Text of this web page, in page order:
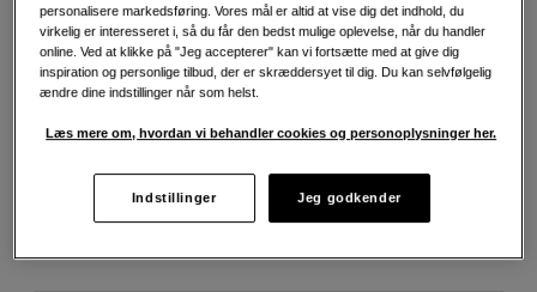
Mere information
6.790 DKK
Læg i indkøbskurv
personalisere markedsføring. Vores mål er altid at vise dig det indhold, du
virkelig er interesseret i, så du får den bedst mulige oplevelse, når du handler
online. Ved at klikke på "Jeg accepterer" kan vi fortsætte med at give dig
inspiration og personlige tilbud, der er skræddersyet til dig. Du kan selvfølgelig
ændre dine indstillinger når som helst.
Læs mere om, hvordan vi behandler cookies og personoplysninger her.
Indstillinger Jeg godkender